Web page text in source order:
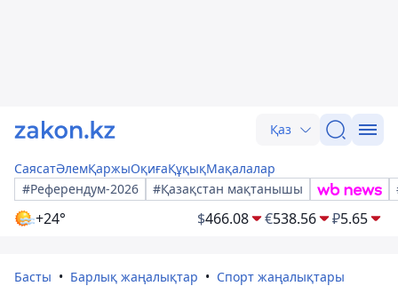
Қаз
СаясатӘлемҚаржыОқиғаҚұқықМақалалар
#Референдум-2026
#Қазақстан мақтанышы
+24° $466.08 €538.56 ₽5.65
Басты Барлық жаңалықтар Спорт жаңалықтары